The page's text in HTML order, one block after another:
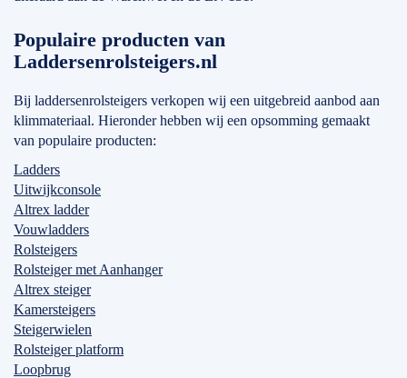
Populaire producten van
Laddersenrolsteigers.nl
Bij laddersenrolsteigers verkopen wij een uitgebreid aanbod aan
klimmateriaal. Hieronder hebben wij een opsomming gemaakt
van populaire producten:
Ladders
Uitwijkconsole
Altrex ladder
Vouwladders
Rolsteigers
Rolsteiger met Aanhanger
Altrex steiger
Kamersteigers
Steigerwielen
Rolsteiger platform
Loopbrug